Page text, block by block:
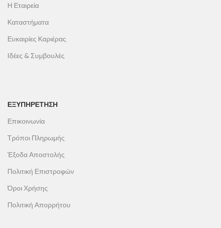
Η Εταιρεία
Καταστήματα
Ευκαιρίες Καριέρας
Ιδέες & Συμβουλές
ΕΞΥΠΗΡΕΤΗΣΗ
Επικοινωνία
Τρόποι Πληρωμής
Έξοδα Αποστολής
Πολιτική Επιστροφών
Όροι Χρήσης
Πολιτική Απορρήτου